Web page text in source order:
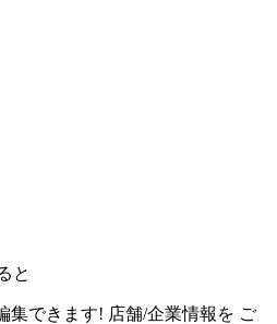
と
集できます! 店舗/企業情報を ご